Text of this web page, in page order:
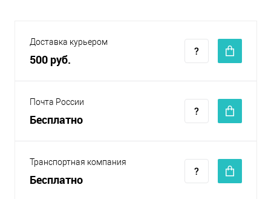
Доставка курьером
500 руб.
Почта России
Бесплатно
Транспортная компания
Бесплатно